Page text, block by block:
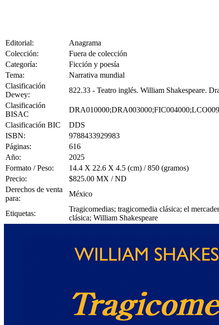
Editorial:
Anagrama
Colección:
Fuera de colección
Categoría:
Ficción y poesía
Tema:
Narrativa mundial
Clasificación
Dewey:
822.33 - Teatro inglés. William Shakespeare.
Clasificación
BISAC
Clasificación BIC
DDS
ISBN:
9788433929983
Páginas:
616
Año:
2025
Formato / Peso:
14.4 X 22.6 X 4.5 (cm) / 850 (gramos)
Precio:
$825.00 MX / ND
Derechos de venta
para:
México
Etiquetas:
Tragicomedias; tragicomedia clásica; el
clásica; William Shakespeare